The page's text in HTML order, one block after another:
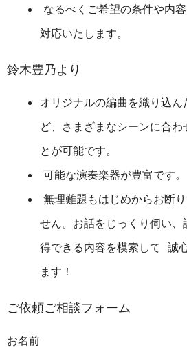
なるべくご希望の条件や内
対応いたします。
鈴木豊乃より
オリジナルの編曲を織り込
ど、さまざまなシーンに合
とが可能です。
可能な演奏楽器が豊富です。
無理難題もはじめからお断
せん。お話をじっくり伺い
得できる内容を模索して 誠
ます！
ご依頼ご相談フォーム
お名前